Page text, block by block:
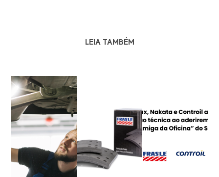
LEIA TAMBÉM